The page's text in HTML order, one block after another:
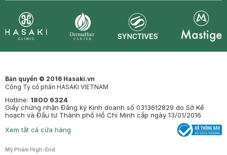
Bản quyền © 2016 Hasaki.vn
Công Ty cổ phần HASAKI VIETNAM
Hotline: 1800 6324
Giấy chứng nhận Đăng ký Kinh doanh số 0313612829 do Sở Kế
hoạch và Đầu tư Thành phố Hồ Chí Minh cấp ngày 13/01/2016
Xem tất cả cửa hàng
Mỹ Phẩm High-End